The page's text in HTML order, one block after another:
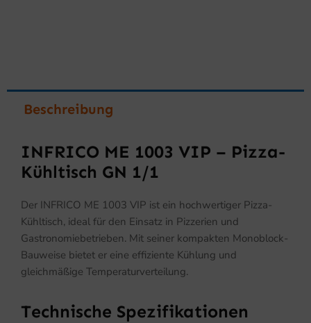
Beschreibung
INFRICO ME 1003 VIP – Pizza-
Kühltisch GN 1/1
Der INFRICO ME 1003 VIP ist ein hochwertiger Pizza-
Kühltisch, ideal für den Einsatz in Pizzerien und
Gastronomiebetrieben. Mit seiner kompakten Monoblock-
Bauweise bietet er eine effiziente Kühlung und
gleichmäßige Temperaturverteilung.
Technische Spezifikationen